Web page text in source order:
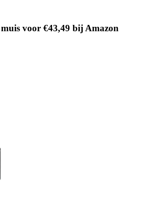
voor €43,49 bij Amazon